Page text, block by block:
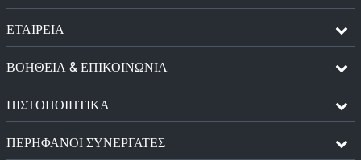
ΕΤΑΙΡΕΙΑ
ΒΟΗΘΕΙΑ & ΕΠΙΚΟΙΝΩΝΙΑ
ΠΙΣΤΟΠΟΙΗΤΙΚΆ
ΠΕΡΉΦΑΝΟΙ ΣΥΝΕΡΓΆΤΕΣ